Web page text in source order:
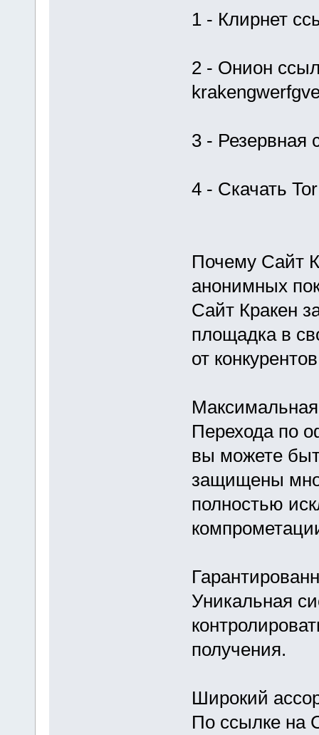
1 - Клирнет
2 - Онион
3 - Резервная
4 - Скачать
Почему Сайт
анонимных
Сайт Кракен
площадка в
от
Перехода по
вы можете
защищены
полностью
Уникальная
получения.
Широкий
По ссылке на